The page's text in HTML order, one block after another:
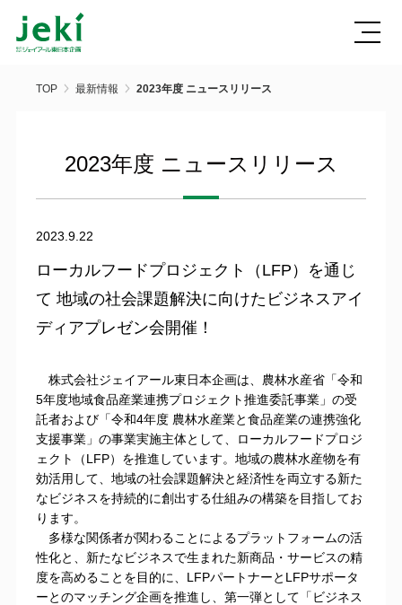
TOP 最新情報 2023年度 ニュースリリース
2023年度 ニュースリリース
2023.9.22
ローカルフードプロジェクト（LFP）を通じ
て 地域の社会課題解決に向けたビジネスアイ
ディアプレゼン会開催！
株式会社ジェイアール東日本企画は、農林水産省「令和
5年度地域食品産業連携プロジェクト推進委託事業」の受
託者および「令和4年度 農林水産業と食品産業の連携強化
支援事業」の事業実施主体として、ローカルフードプロジ
ェクト（LFP）を推進しています。地域の農林水産物を有
効活用して、地域の社会課題解決と経済性を両立する新た
なビジネスを持続的に創出する仕組みの構築を目指してお
ります。
多様な関係者が関わることによるプラットフォームの活
性化と、新たなビジネスで生まれた新商品・サービスの精
度を高めることを目的に、LFPパートナーとLFPサポータ
ーとのマッチング企画を推進し、第一弾として「ビジネス